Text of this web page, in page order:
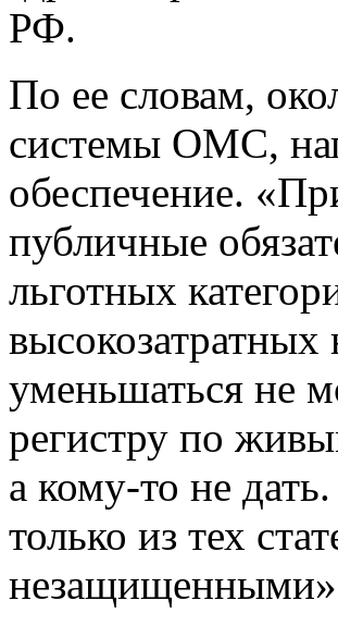
РФ.
По ее словам,
системы ОМС,
обеспечение.
публичные
льготных
высокозатратных
уменьшаться не
регистру по
а кому-то не
только из тех